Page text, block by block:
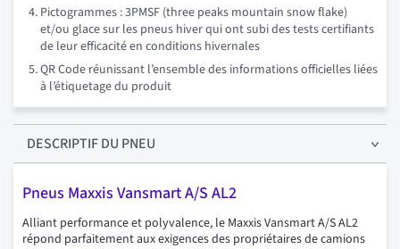
Pictogrammes : 3PMSF (three peaks mountain snow flake)
et/ou glace sur les pneus hiver qui ont subi des tests certifiants
de leur efficacité en conditions hivernales
QR Code réunissant l’ensemble des informations officielles liées
à l’étiquetage du produit
DESCRIPTIFDU PNEU
Pneus Maxxis Vansmart A/S AL2
Alliant performance et polyvalence, le Maxxis Vansmart A/S AL2
répond parfaitement aux exigences des propriétaires de camions